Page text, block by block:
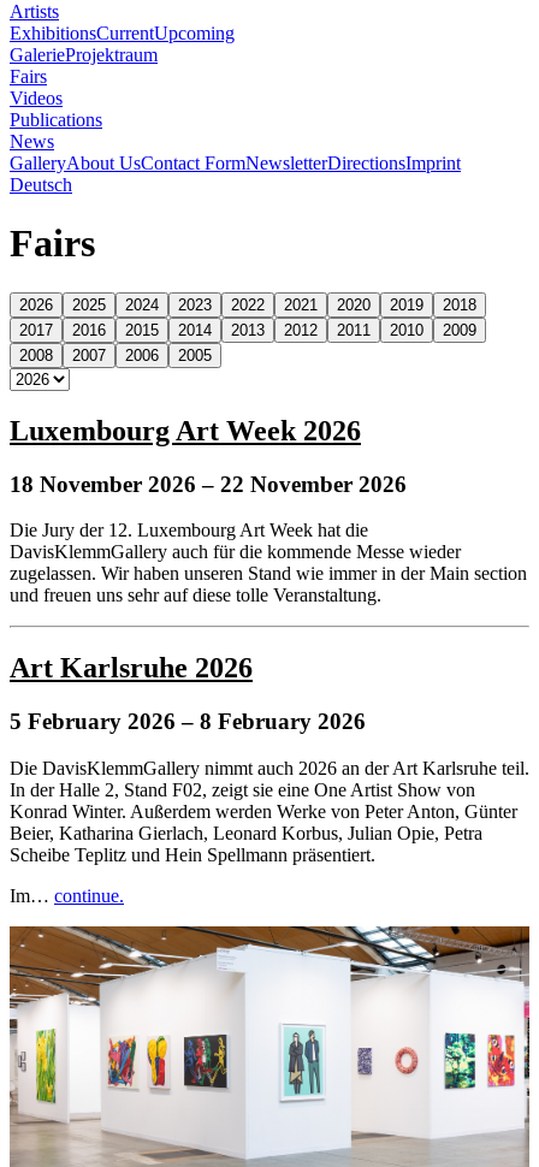
Artists
ExhibitionsCurrentUpcoming
GalerieProjektraum
Fairs
Videos
Publications
News
GalleryAbout UsContact FormNewsletterDirectionsImprint
Deutsch
Fairs
2026 2025 2024 2023 2022 2021 2020 2019
2018
2017
2016 2015 2014 2013 2012 2011 2010
2009
2008
2007 2006 2005
Luxembourg Art Week 2026
18 November 2026 – 22 November 2026
Die Jury der 12. Luxembourg Art Week hat die
DavisKlemmGallery auch für die kommende Messe wieder
zugelassen. Wir haben unseren Stand wie immer in der Main section
und freuen uns sehr auf diese tolle Veranstaltung.
Art Karlsruhe 2026
5 February 2026 – 8 February 2026
Die DavisKlemmGallery nimmt auch 2026 an der Art Karlsruhe teil.
In der Halle 2, Stand F02, zeigt sie eine One Artist Show von
Konrad Winter. Außerdem werden Werke von Peter Anton, Günter
Beier, Katharina Gierlach, Leonard Korbus, Julian Opie, Petra
Scheibe Teplitz und Hein Spellmann präsentiert.
Im… continue.